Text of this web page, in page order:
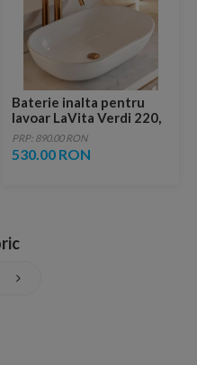
Baterie inalta pentru
lavoar LaVita Verdi 220,
fara ventil, brushed
copper
PRP: 890.00 RON
530.00 RON